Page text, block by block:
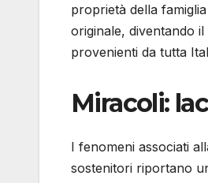
proprietà della
originale, diventando
provenienti da tutta
Miracoli:
I fenomeni associati
sostenitori riportano